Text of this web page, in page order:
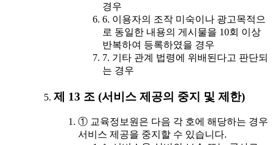
경우
6. 이용자의 조작 미숙이나 광고목적으
로 동일한 내용의 게시물을 10회 이상
반복하여 등록하였을 경우
7. 기타 관계 법령에 위배된다고 판단되
는 경우
제 13 조 (서비스 제공의 중지 및 제한)
① 교육정보원은 다음 각 호에 해당하는 경우
서비스 제공을 중지할 수 있습니다.